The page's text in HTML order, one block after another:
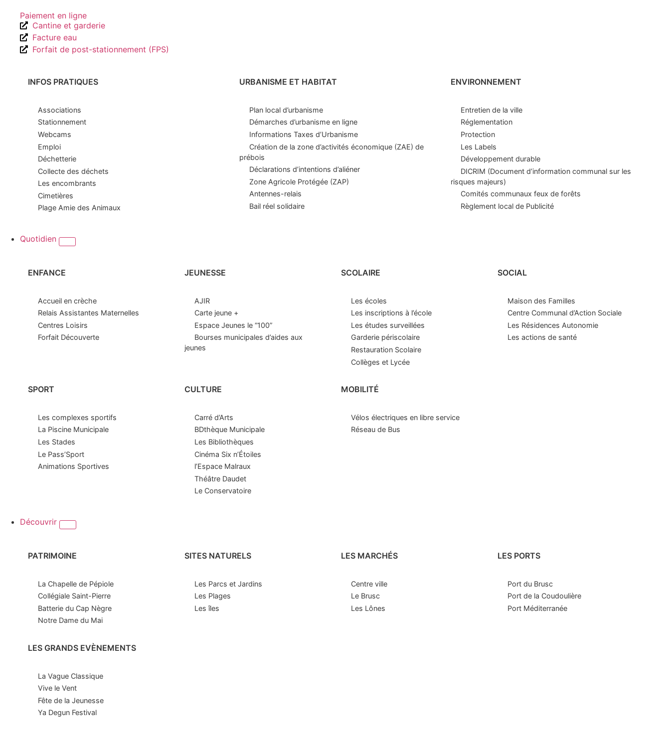
Paiement en ligne
Cantine et garderie
Facture eau
Forfait de post-stationnement (FPS)
INFOS PRATIQUES
Associations
Stationnement
Webcams
Emploi
Déchetterie
Collecte des déchets
Les encombrants
Cimetières
Plage Amie des Animaux
URBANISME ET HABITAT
Plan local d’urbanisme
Démarches d’urbanisme en ligne
Informations Taxes d’Urbanisme
Création de la zone d’activités économique (ZAE) de
prébois
Déclarations d’intentions d’aliéner
Zone Agricole Protégée (ZAP)
Antennes-relais
Bail réel solidaire
ENVIRONNEMENT
Entretien de la ville
Réglementation
Protection
Les Labels
Développement durable
DICRIM (Document d’information communal sur les
risques majeurs)
Comités communaux feux de forêts
Règlement local de Publicité
Quotidien
ENFANCE
Accueil en crèche
Relais Assistantes Maternelles
Centres Loisirs
Forfait Découverte
JEUNESSE
AJIR
Carte jeune +
Espace Jeunes le “100”
Bourses municipales d’aides aux
jeunes
SCOLAIRE
Les écoles
Les inscriptions à l’école
Les études surveillées
Garderie périscolaire
Restauration Scolaire
Collèges et Lycée
SOCIAL
Maison des Familles
Centre Communal d’Action Sociale
Les Résidences Autonomie
Les actions de santé
SPORT
Les complexes sportifs
La Piscine Municipale
Les Stades
Le Pass’Sport
Animations Sportives
CULTURE
Carré d’Arts
BDthèque Municipale
Les Bibliothèques
Cinéma Six n’Étoiles
l’Espace Malraux
Théâtre Daudet
Le Conservatoire
MOBILITÉ
Vélos électriques en libre service
Réseau de Bus
Découvrir
PATRIMOINE
La Chapelle de Pépiole
Collégiale Saint-Pierre
Batterie du Cap Nègre
Notre Dame du Mai
SITES NATURELS
Les Parcs et Jardins
Les Plages
Les îles
LES MARCHÉS
Centre ville
Le Brusc
Les Lônes
LES PORTS
Port du Brusc
Port de la Coudoulière
Port Méditerranée
LES GRANDS EVÈNEMENTS
La Vague Classique
Vive le Vent
Fête de la Jeunesse
Ya Degun Festival